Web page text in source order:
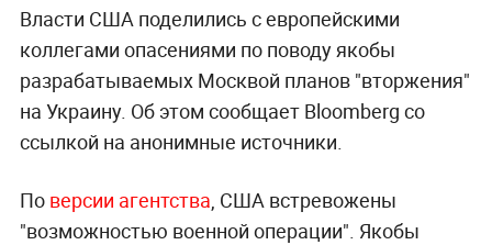
Власти США поделились с европейскими
коллегами опасениями по поводу якобы
разрабатываемых Москвой планов "вторжения"
на Украину. Об этом сообщает Bloomberg со
ссылкой на анонимные источники.
По версии агентства , США встревожены
"возможностью военной операции". Якобы